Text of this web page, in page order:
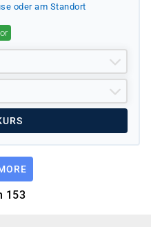
oder am Standort
153